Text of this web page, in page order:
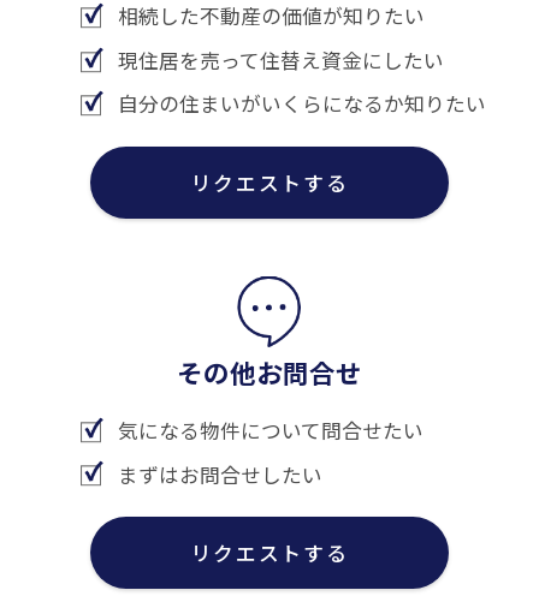
相続した不動産の価値が知りたい
現住居を売って住替え資金にしたい
自分の住まいがいくらになるか知りたい
リクエストする
その他お問合せ
気になる物件について問合せたい
まずはお問合せしたい
リクエストする